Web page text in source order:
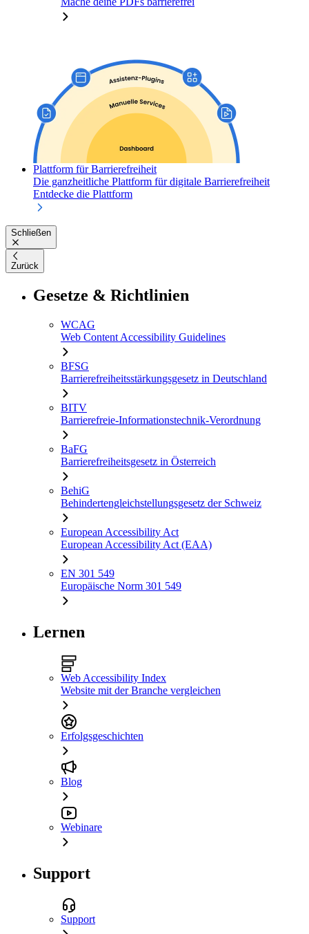
Plattform für Barrierefreiheit
Die ganzheitliche Plattform für digitale Barrierefreiheit
Entdecke die Plattform
Schließen
Zurück
Gesetze & Richtlinien
WCAG
Web Content Accessibility Guidelines
BFSG
Barrierefreiheitsstärkungsgesetz in Deutschland
BITV
Barrierefreie-Informationstechnik-Verordnung
BaFG
Barrierefreiheitsgesetz in Österreich
BehiG
Behindertengleichstellungsgesetz der Schweiz
European Accessibility Act
European Accessibility Act (EAA)
EN 301 549
Europäische Norm 301 549
Lernen
Web Accessibility Index
Website mit der Branche vergleichen
Erfolgsgeschichten
Blog
Webinare
Support
Support